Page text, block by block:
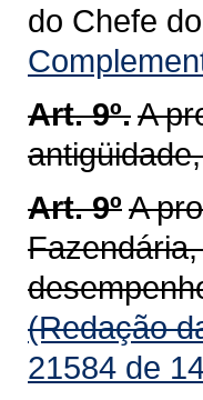
do Chefe
Art. 9º.A
Art. 9ºA
(Redação
21584 de